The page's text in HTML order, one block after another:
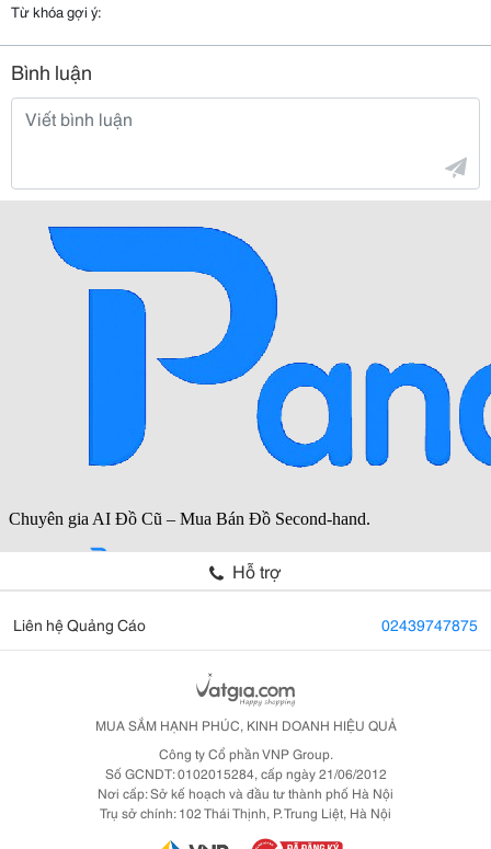
Từ khóa gợi ý:
Bình luận
Hỗ trợ
Liên hệ Quảng Cáo 02439747875
MUA SẮM HẠNH PHÚC, KINH DOANH HIỆU QUẢ
Công ty Cổ phần VNP Group.
Số GCNDT: 0102015284, cấp ngày 21/06/2012
Nơi cấp: Sở kế hoạch và đầu tư thành phố Hà Nội
Trụ sở chính: 102 Thái Thịnh, P. Trung Liệt, Hà Nội